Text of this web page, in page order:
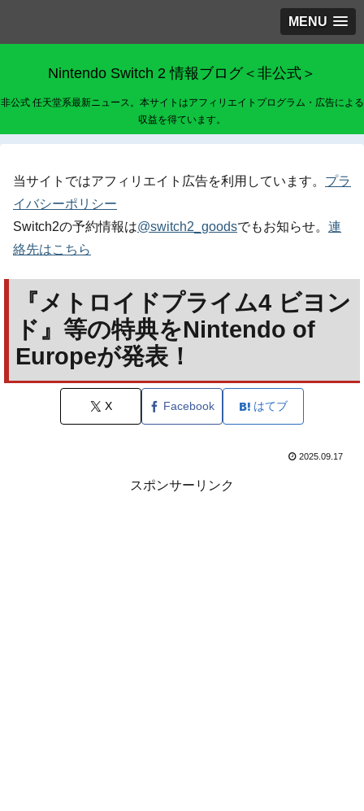
MENU
Nintendo Switch 2 情報ブログ＜非公式＞
非公式 任天堂系最新ニュース。本サイトはアフィリエイトプログラム・広告による
収益を得ています。
当サイトではアフィリエイト広告を利用しています。 プラ
イバシーポリシー
Switch2の予約情報は@switch2_goodsでもお知らせ。 連
絡先はこちら
『メトロイドプライム4 ビヨン
ド』等の特典をNintendo of
Europeが発表！
X Facebook はてブ
2025.09.17
スポンサーリンク